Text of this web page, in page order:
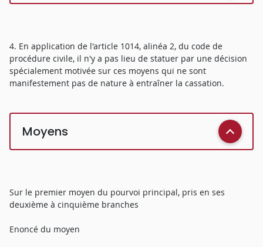
4. En application de l'article 1014, alinéa 2, du code de
procédure civile, il n'y a pas lieu de statuer par une décision
spécialement motivée sur ces moyens qui ne sont
manifestement pas de nature à entraîner la cassation.
Moyens
Sur le premier moyen du pourvoi principal, pris en ses
deuxième à cinquième branches
Enoncé du moyen